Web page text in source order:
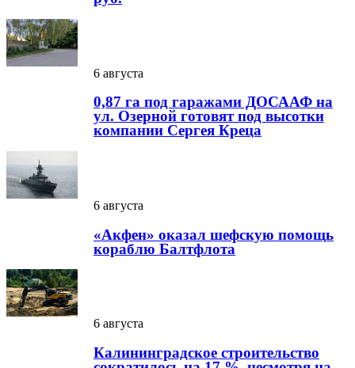
6 августа
0,87 га под гаражами ДОСААФ на
ул. Озерной готовят под высотки
компании Сергея Креца
6 августа
«Акфен» оказал шефскую помощь
кораблю Балтфлота
6 августа
Калининградское строительство